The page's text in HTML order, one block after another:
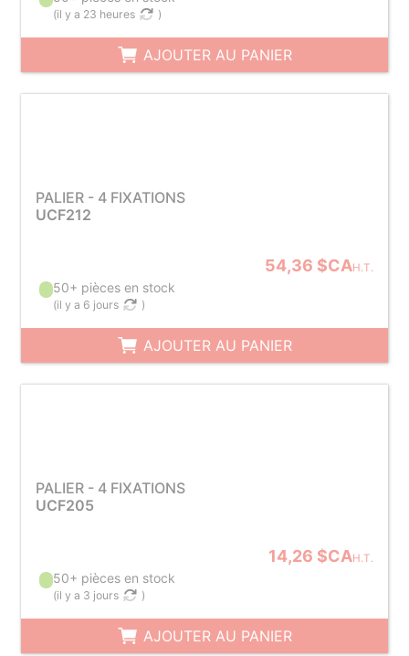
(il y a 23 heures )
AJOUTER AU PANIER
PALIER - 4 FIXATIONS
UCF212
54,36 $CAH.T.
50+ pièces en stock
(il y a 6 jours )
AJOUTER AU PANIER
PALIER - 4 FIXATIONS
UCF205
14,26 $CAH.T.
50+ pièces en stock
(il y a 3 jours )
AJOUTER AU PANIER